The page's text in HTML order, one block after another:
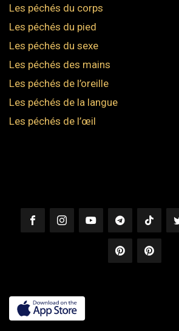
Les péchés du corps
Les péchés du pied
Les péchés du sexe
Les péchés des mains
Les péchés de l’oreille
Les péchés de la langue
Les péchés de l’œil